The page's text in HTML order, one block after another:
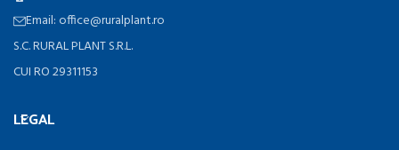
Email: office@ruralplant.ro
S.C. RURAL PLANT S.R.L.
CUI RO 29311153
LEGAL